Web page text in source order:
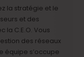
la stratégie et le
et des
la C.E.O. Vous
des réseaux
équipe s’occupe